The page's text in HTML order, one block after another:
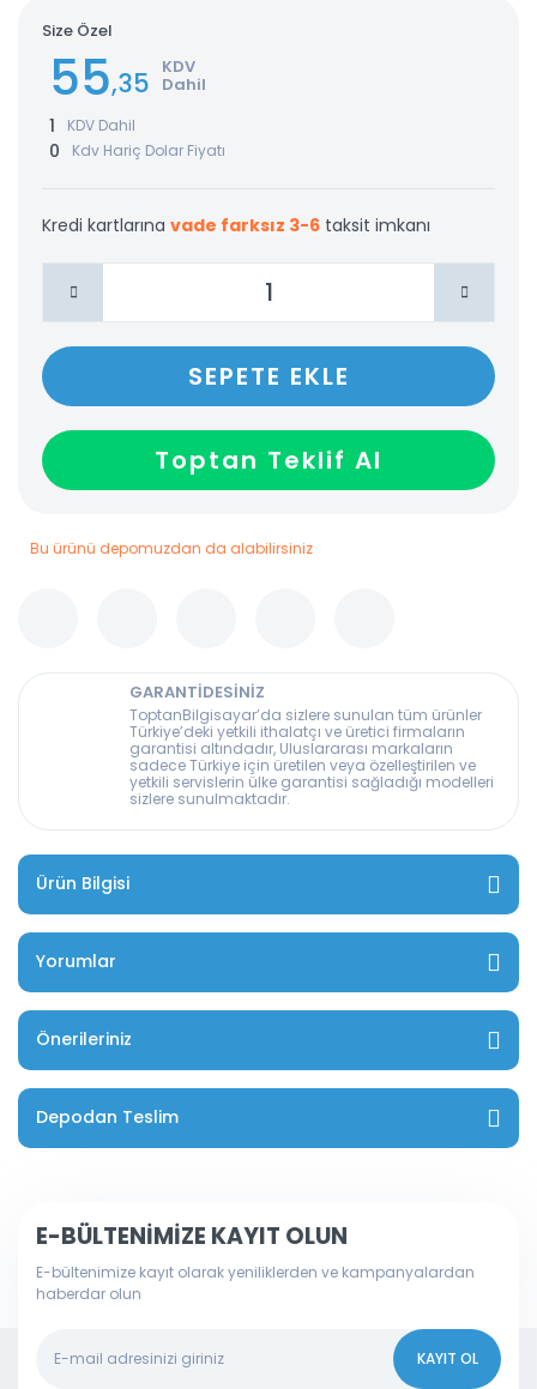
Size Özel
55,35 KDV
Dahil
1 KDV Dahil
0 Kdv Hariç Dolar Fiyatı
Kredi kartlarına vade farksız 3-6 taksit imkanı
SEPETE EKLE
Toptan Teklif Al
Bu ürünü depomuzdan da alabilirsiniz
GARANTİDESİNİZ
ToptanBilgisayar’da sizlere sunulan tüm ürünler
Türkiye’deki yetkili ithalatçı ve üretici firmaların
garantisi altındadır, Uluslararası markaların
sadece Türkiye için üretilen veya özelleştirilen ve
yetkili servislerin ülke garantisi sağladığı modelleri
sizlere sunulmaktadır.
Ürün Bilgisi
Yorumlar
Önerileriniz
Depodan Teslim
E-BÜLTENİMİZE KAYIT OLUN
E-bültenimize kayıt olarak yeniliklerden ve kampanyalardan
haberdar olun
KAYIT OL